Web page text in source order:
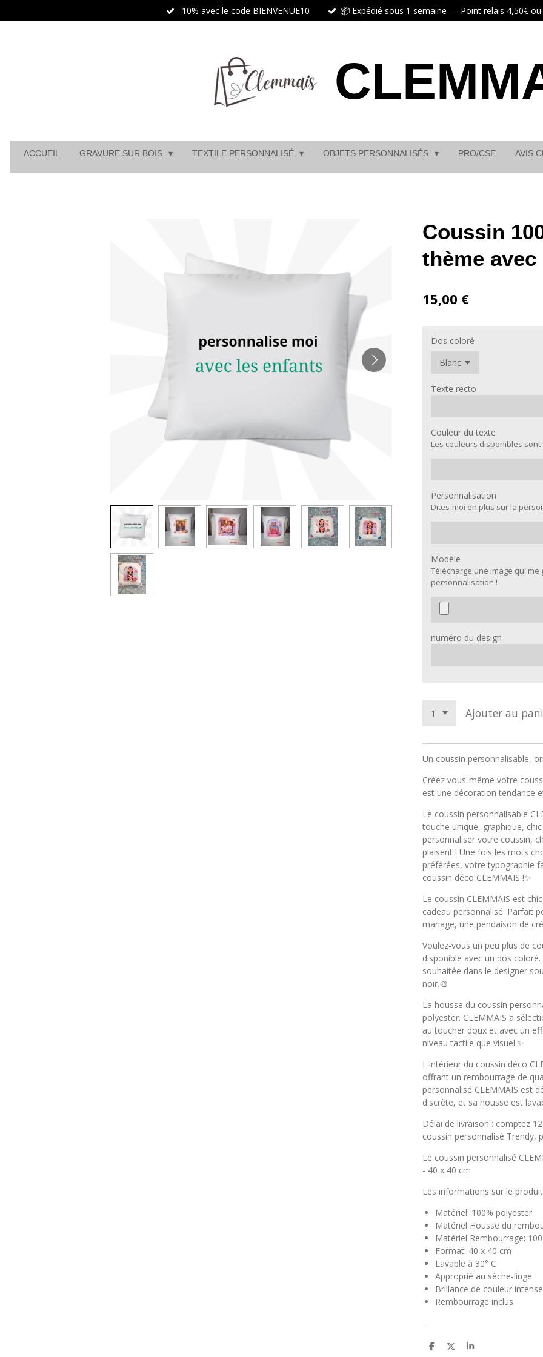
au
-10% avec le code BIENVENUE10 📦 Expédié sous 1 semaine — Point relais 4,50€
ACCUEIL GRAVURE SUR BOIS TEXTILE PERSONNALISÉ OBJETS PERSONNALISÉS PRO/CSE AVIS
Coussin
thème
15,00 €
Dos coloré
Texte recto
Couleur du texte
Les couleurs disponibles sont
Personnalisation
Dites-moi en plus sur la
Modèle
Télécharge une image qui
personnalisation !
numéro du design
Ajouter au
Un coussin personnalisable,
Créez vous-même votre
est une décoration tendance
Le coussin personnalisable
touche unique, graphique,
personnaliser votre coussin,
plaisent ! Une fois les mots
préférées, votre typographie
coussin déco CLEMMAIS !✨
Le coussin CLEMMAIS est
cadeau personnalisé. Parfait
mariage, une pendaison de
Voulez-vous un peu plus de
disponible avec un dos
souhaitée dans le designer
noir.🎨
La housse du coussin
polyester. CLEMMAIS a
au toucher doux et avec un
niveau tactile que visuel.✨
L'intérieur du coussin déco
offrant un rembourrage de
personnalisé CLEMMAIS est
discrète, et sa housse est
Délai de livraison : comptez
coussin personnalisé Trendy,
Le coussin personnalisé
- 40 x 40 cm
Les informations sur le
Matériel: 100% polyester
Matériel Housse du
Matériel Rembourrage:
Format: 40 x 40 cm
Lavable à 30° C
Approprié au sèche-linge
Brillance de couleur intense
Rembourrage inclus
P
P
P